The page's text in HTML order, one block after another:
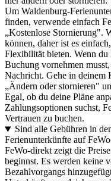
Um Waldenburg-
finden, verwende einfach
„Kostenlose Stornierung".
können, daher ist es
Flexibilität bieten. Wenn du
Buchung vornehmen
Nachricht. Gehe in deinem
„Ändern oder stornieren"
Egal, ob du deine Pläne
Zahlungsoptionen suchst,
Vertrauen zu buchen.
Sind alle Gebühren in
Ferienunterkünfte auf
FeWo-direkt zeigt die
beginnst. Es werden keine
Bezahlvorgangs